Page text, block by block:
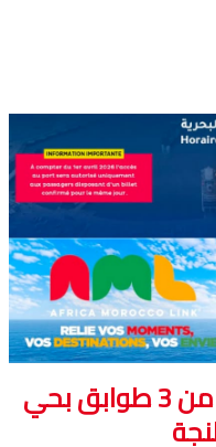
همزة رمضان …دار للبيع من 3 طوابق بحي